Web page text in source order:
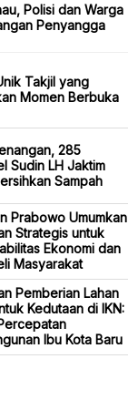
Polisi dan Warga
Penyangga
Takjil yang
Momen Berbuka
285
Sudin LH Jaktim
Sampah
Prabowo Umumkan
Strategis untuk
Ekonomi dan
Masyarakat
Pemberian Lahan
Kedutaan di IKN:
Ibu Kota Baru